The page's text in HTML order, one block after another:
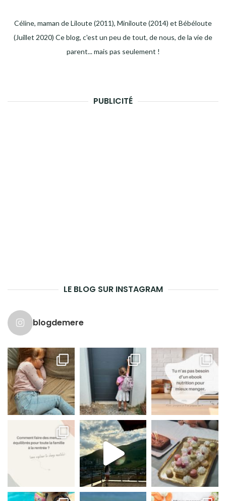
Céline, maman de Liloute (2011), Miniloute (2014) et Bébéloute
(Juillet 2020) Ce blog, c'est un peu de tout, de nous, de la vie de
parent... mais pas seulement !
PUBLICITÉ
LE BLOG SUR INSTAGRAM
blogdemere